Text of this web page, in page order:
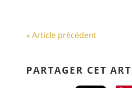
« Article précédent
PARTAGER CET